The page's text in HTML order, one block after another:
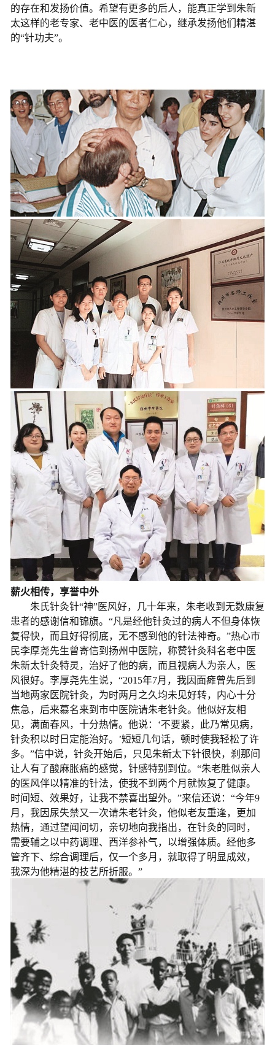
的存在和发扬价值。希望有更多的后人，能真正学到朱新
太这样的老专家、老中医的医者仁心，继承发扬他们精湛
的“针功夫”。
薪火相传，享誉中外
朱氏针灸针“神”医风好，几十年来，朱老收到无数康复
患者的感谢信和锦旗。“凡是经他针灸过的病人不但身体恢
复得快，而且好得彻底，无不感到他的针法神奇。”热心市
民李厚尧先生曾寄信到扬州中医院，称赞针灸科名老中医
朱新太针灸特灵，治好了他的病，而且视病人为亲人，医
风很好。李厚尧先生说，“2015年7月，我因面瘫曾先后到
当地两家医院针灸，为时两月之久均未见好转，内心十分
焦急，后来慕名来到市中医院请朱老针灸。他似好友相
见，满面春风，十分热情。他说：‘不要紧，此乃常见病，
针灸积以时日定能治好。’短短几句话，顿时使我轻松了许
多。”信中说，针灸开始后，只见朱新太下针很快，刹那间
让人有了酸麻胀痛的感觉，针感特别到位。“朱老胜似亲人
的医风伴以精准的针法，使我不到两个月就恢复了健康。
时间短、效果好，让我不禁喜出望外。”来信还说：“今年9
月，我因尿失禁又一次请朱老针灸，他似老友重逢，更加
热情，通过望闻问切，亲切地向我指出，在针灸的同时，
需要辅之以中药调理、西洋参补气，以增强体质。经他多
管齐下、综合调理后，仅一个多月，就取得了明显成效，
我深为他精湛的技艺所折服。”